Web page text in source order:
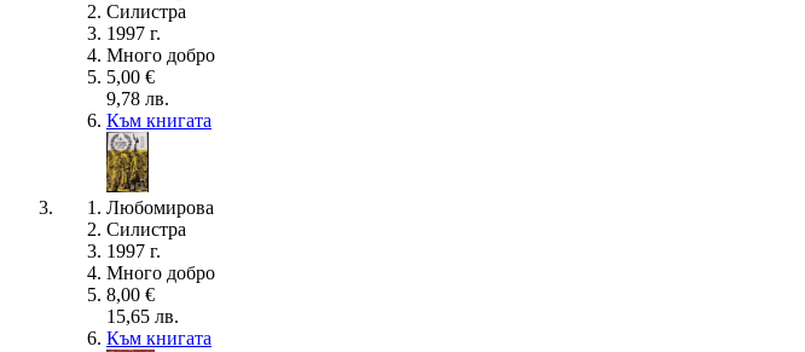
Силистра
1997 г.
Много добро
5,00 €
9,78 лв.
Към книгата
Любомирова
Силистра
1997 г.
Много добро
8,00 €
15,65 лв.
Към книгата